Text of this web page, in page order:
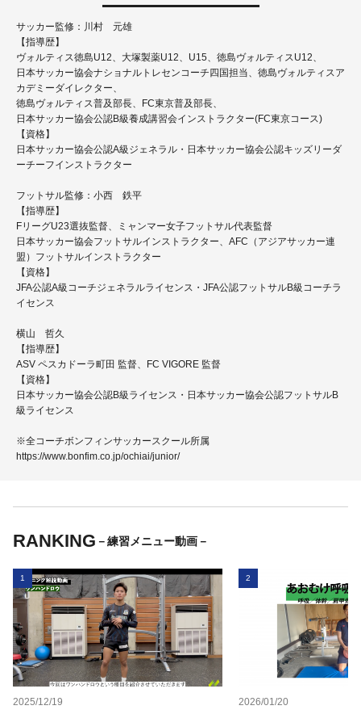
サッカー監修：川村 元雄
【指導歴】
ヴォルティス徳島U12、大塚製薬U12、U15、徳島ヴォルティスU12、
日本サッカー協会ナショナルトレセンコーチ四国担当、徳島ヴォルティスア
カデミーダイレクター、
徳島ヴォルティス普及部長、FC東京普及部長、
日本サッカー協会公認B級養成講習会インストラクター(FC東京コース)
【資格】
日本サッカー協会公認A級ジェネラル・日本サッカー協会公認キッズリーダ
ーチーフインストラクター
フットサル監修：小西 鉄平
【指導歴】
FリーグU23選抜監督、ミャンマー女子フットサル代表監督
日本サッカー協会フットサルインストラクター、AFC（アジアサッカー連
盟）フットサルインストラクター
【資格】
JFA公認A級コーチジェネラルライセンス・JFA公認フットサルB級コーチラ
イセンス
横山 哲久
【指導歴】
ASV ペスカドーラ町田 監督、FC VIGORE 監督
【資格】
日本サッカー協会公認B級ライセンス・日本サッカー協会公認フットサルB
級ライセンス
※全コーチボンフィンサッカースクール所属
https://www.bonfim.co.jp/ochiai/junior/
RANKING －練習メニュー動画－
1
2025/12/19
2
2026/01/20